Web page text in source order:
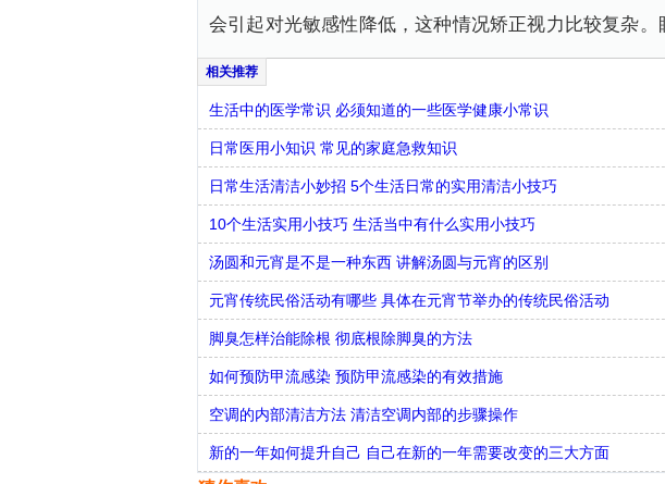
会引起对光敏感性降低，这种情况矫正视力比较复杂
生活中的医学常识 必须知道的一些医学健康小常识
日常医用小知识 常见的家庭急救知识
日常生活清洁小妙招 5个生活日常的实用清洁小技巧
10个生活实用小技巧 生活当中有什么实用小技巧
汤圆和元宵是不是一种东西 讲解汤圆与元宵的区别
元宵传统民俗活动有哪些 具体在元宵节举办的传统民俗活动
脚臭怎样治能除根 彻底根除脚臭的方法
如何预防甲流感染 预防甲流感染的有效措施
空调的内部清洁方法 清洁空调内部的步骤操作
新的一年如何提升自己 自己在新的一年需要改变的三大方面